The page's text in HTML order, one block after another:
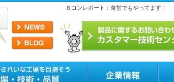
８コンレポート：食堂でもやってます！